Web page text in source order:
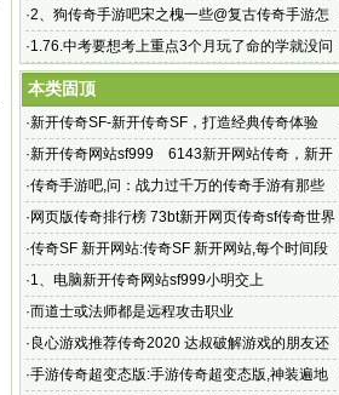
啊拉1
·2、狗传奇手游吧宋之槐一些@复古传奇手游怎
么样
·1.76.中考要想考上重点3个月玩了命的学就没问
题更别说你
本类固顶
·新开传奇SF-新开传奇SF，打造经典传奇体验
·新开传奇网站sf999 6143新开网站传奇，新开
传奇手游网站_1.76,新开网站传奇
·传奇手游吧,问：战力过千万的传奇手游有那些
答：很多小伙伴,
· 网页版传奇排行榜 73bt新开网页传奇sf传奇世界
73bt
·传奇SF 新开网站:传奇SF 新开网站,每个时间段
都有不一样的活动
·1、电脑新开传奇网站sf999小明交上
·而道士或法师都是远程攻击职业
· 良心游戏推荐传奇2020 达叔破解游戏的朋友还
可以下
·手游传奇超变态版:手游传奇超变态版,神装遍地